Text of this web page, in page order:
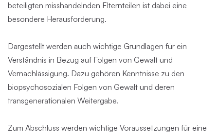
beteiligten misshandelnden Elternteilen ist dabei eine
besondere Herausforderung.
Dargestellt werden auch wichtige Grundlagen für ein
Verständnis in Bezug auf Folgen von Gewalt und
Vernachlässigung. Dazu gehören Kenntnisse zu den
biopsychosozialen Folgen von Gewalt und deren
transgenerationalen Weitergabe.
Zum Abschluss werden wichtige Voraussetzungen für eine